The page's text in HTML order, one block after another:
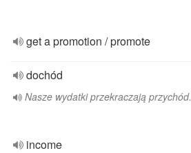
get a promotion / promote
dochód
Nasze wydatki przekraczają przychód.
income